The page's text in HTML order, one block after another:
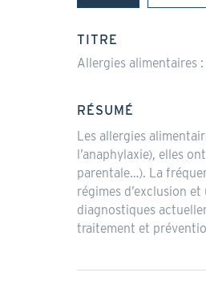
(onglet
TITRE
Allergies alimentaires
RÉSUMÉ
Les allergies
l’anaphylaxie), elles
parentale…). La
régimes d’exclusion
diagnostiques
traitement et